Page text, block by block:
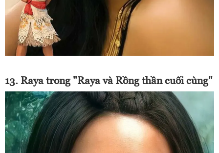
13. Raya trong "Raya và Rồng thần cuối cùng"